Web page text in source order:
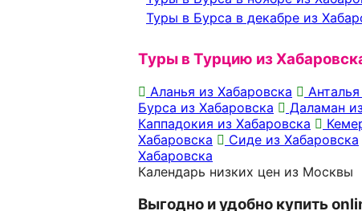
Туры в Бурса в декабре из
Туры в Турцию из
Аланья из Хабаровска
Бурса из Хабаровска
Даламан
Каппадокия из Хабаровска
Хабаровска
Сиде из Хабаровска
Хабаровска
Календарь низких цен из Москвы
Выгодно и удобно купить